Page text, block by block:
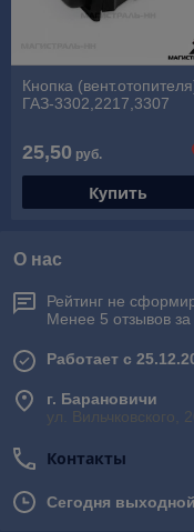
Кнопка
ГАЗ-3302,2217,3307
25,50 руб.
Купить
О нас
Рейтинг не
Менее 5 отзывов
Работает с
г. Барановичи
ул.
Контакты
Сегодня выходной